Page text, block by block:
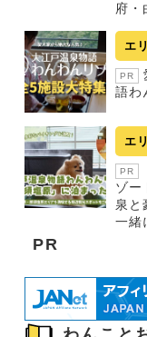
府・
エ
PR
語わ
エ
PR
ゾー
泉と
一緒
PR